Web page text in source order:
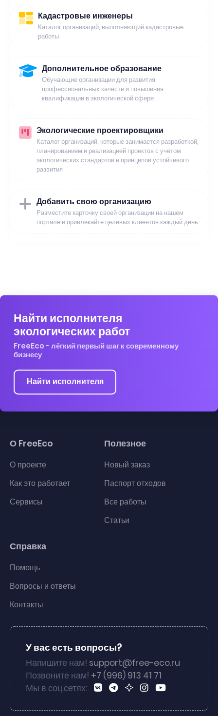
Кадастровые инженеры
Каталог организаций, выполняющий кадастровые
работы
Дополнительное образование
Обучающие организации для развития
профессиональных качеств и повышения
квалификации в экологической сфере
Экологические проектировщики
Каталог организаций, которые занимается разработкой,
планированием и реализацией проектов с учётом
экологических стандартов и принципов устойчивого
развития
Добавить свою организацию
Разместите карточку своей организации на нашем
портале и привлекайте целевых клиентов каждый день
Найти исполнителя
экологических работ
FreeEco - лёгкий первый шаг к современному
бизнесу
Найти исполнителя
О FreeEco
О проекте
Как это работает
Сервисы
Полезное
Новый заказ
Паспорт отходов
Все работы
Статьи
Справка
Помощь
Вопросы и ответы
Контакты
У вас есть вопросы?
Напишите нам! support@free-eco.ru
Позвоните нам! +7 (996) 913 41 71
Мы в соц.сетях: